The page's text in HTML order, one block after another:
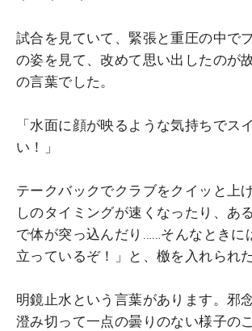
試合を見ていて、緊張と重圧の中で
の姿を見て、改めて思い出したのが
の言葉でした。
「水面に顔が映るような気持ちでス
い！」
テークバックでクラブをクイッと上
しのタイミングが速くなったり、あ
で体が突っ込んだり……そんなときに
立っているぞ！」と、檄を入れられ
明鏡止水という言葉があります。邪
澄み切って一点の曇りのない様子の